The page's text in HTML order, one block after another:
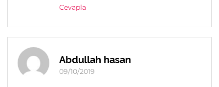
Cevapla
Abdullah hasan
09/10/2019